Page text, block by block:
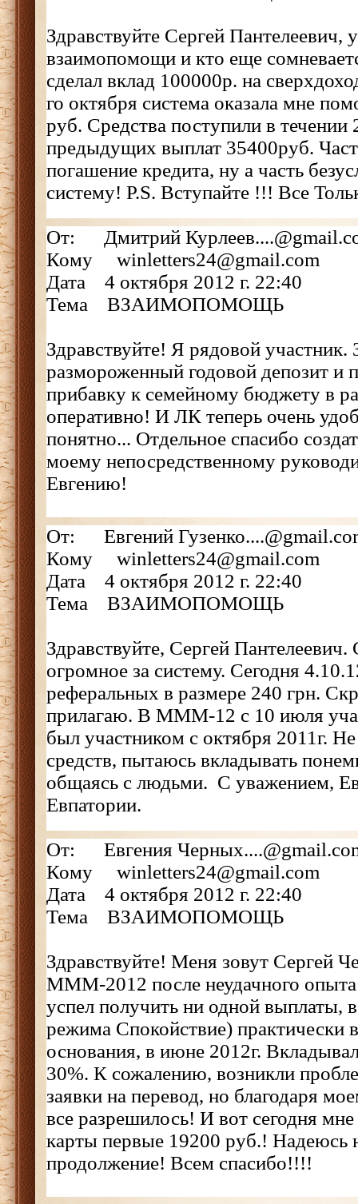
Здравствуйте Сергей Пантелеевич,
взаимопомощи и кто еще
сделал вклад 100000р. на
го октября система оказала мне
руб. Средства поступили в
предыдущих выплат 35400руб.
погашение кредита, ну а часть
систему! P.S. Вступайте !!! Все
От: Дмитрий
Кому winletters24@gmail.com
Дата 4 октября 2012 г. 22:40
Тема ВЗАИМОПОМОЩЬ
Здравствуйте! Я рядовой участник.
размороженный годовой депозит и
прибавку к семейному бюджету в
оперативно! И ЛК теперь очень
понятно... Отдельное спасибо
моему непосредственному
Евгению!
От: Евгений
Кому winletters24@gmail.com
Дата 4 октября 2012 г. 22:40
Тема ВЗАИМОПОМОЩЬ
Здравствуйте, Сергей
огромное за систему. Сегодня
реферальных в размере 240 грн.
прилагаю. В МММ-12 с 10 июля
был участником с октября 2011г.
средств, пытаюсь вкладывать
общаясь с людьми. С уважением,
Евпатории.
От: Евгения
Кому winletters24@gmail.com
Дата 4 октября 2012 г. 22:40
Тема ВЗАИМОПОМОЩЬ
Здравствуйте! Меня зовут Сергей
МММ-2012 после неудачного
успел получить ни одной выплаты,
режима Спокойствие) практически
основания, в июне 2012г.
30%. К сожалению, возникли
заявки на перевод, но благодаря
все разрешилось! И вот сегодня
карты первые 19200 руб.! Надеюсь
продолжение! Всем спасибо!!!!